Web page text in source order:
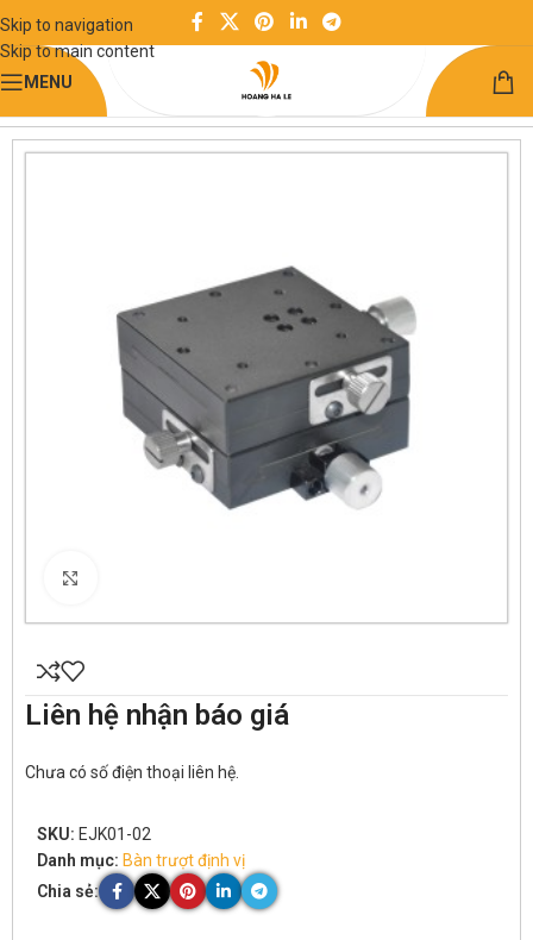
Skip to navigation
Skip to main content
MENU
Trang chủ
Module chức năng Bàn trượt định vị
Liên hệ nhận báo giá
Chưa có số điện thoại liên hệ.
SKU: EJK01-02
Danh mục: Bàn trượt định vị
Chia sẻ: